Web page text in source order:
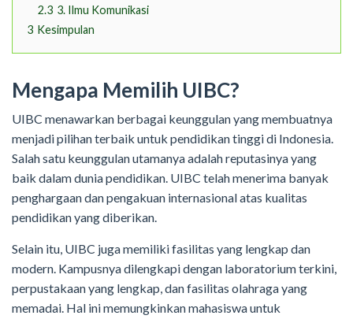
2.3 3. Ilmu Komunikasi
3 Kesimpulan
Mengapa Memilih UIBC?
UIBC menawarkan berbagai keunggulan yang membuatnya
menjadi pilihan terbaik untuk pendidikan tinggi di Indonesia.
Salah satu keunggulan utamanya adalah reputasinya yang
baik dalam dunia pendidikan. UIBC telah menerima banyak
penghargaan dan pengakuan internasional atas kualitas
pendidikan yang diberikan.
Selain itu, UIBC juga memiliki fasilitas yang lengkap dan
modern. Kampusnya dilengkapi dengan laboratorium terkini,
perpustakaan yang lengkap, dan fasilitas olahraga yang
memadai. Hal ini memungkinkan mahasiswa untuk